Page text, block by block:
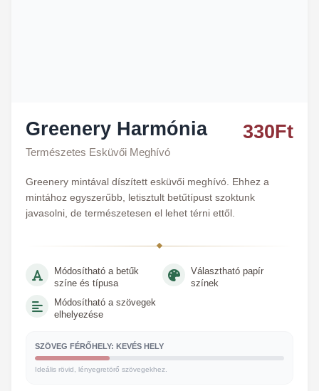
Greenery Harmónia
Természetes Esküvői Meghívó
330Ft
Greenery mintával díszített esküvői meghívó. Ehhez a
mintához egyszerűbb, letisztult betűtípust szoktunk
javasolni, de természetesen el lehet térni ettől.
Módosítható a betűk
színe és típusa
Választható papír
színek
Módosítható a szövegek
elhelyezése
SZÖVEG FÉRŐHELY: KEVÉS HELY
Ideális rövid, lényegretörő szövegekhez.